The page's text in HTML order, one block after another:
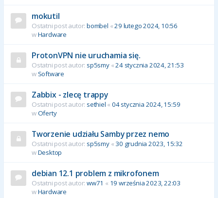
mokutil
Ostatni post autor: bombel «29 lutego 2024, 10:56
wHardware
ProtonVPN nie uruchamia się.
Ostatni post autor: sp5smy«24 stycznia 2024, 21:53
w Software
Zabbix - zlecę trappy
Ostatni post autor: sethiel «04 stycznia 2024, 15:59
wOferty
Tworzenie udziału Samby przez nemo
Ostatni post autor: sp5smy« 30 grudnia 2023, 15:32
wDesktop
debian 12.1 problem z mikrofonem
Ostatni post autor: ww71 « 19 września 2023, 22:03
wHardware